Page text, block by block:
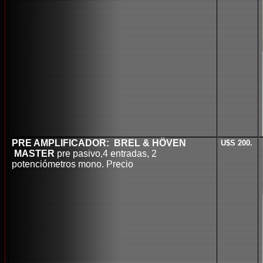
PRE AMPLIFICADOR: BREL & HÖVEN
MASTERpre pasivo,4 entradas, 2
potenciómetros mono. Precio
U$S 200.